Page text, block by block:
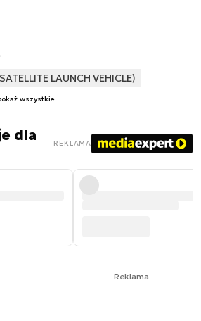
LAUNCH VEHICLE)
wszystkie
dla
REKLAMA
Reklama